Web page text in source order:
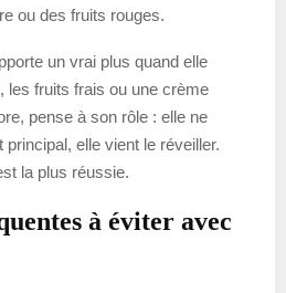
ou des fruits rouges.
un vrai plus quand elle
les fruits frais ou une crème
pense à son rôle : elle ne
principal, elle vient le réveiller.
la plus réussie.
à éviter avec